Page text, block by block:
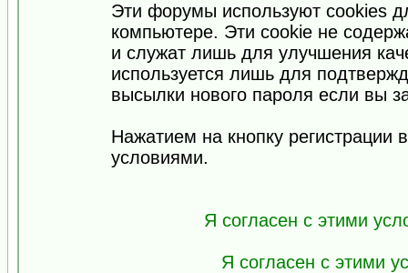
Эти форумы используют cookies
компьютере. Эти cookie не
и служат лишь для улучшения
используется лишь для
высылки нового пароля если вы
Нажатием на кнопку регистрации
условиями.
Я согласен с этими
Я согласен с этими